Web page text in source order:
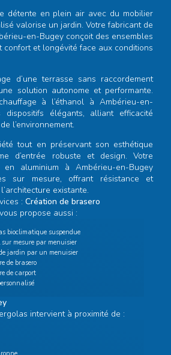
détente en plein air avec du mobilier
valorise un jardin. Votrefabricant de
en-Bugey conçoit des ensembles
confort et longévité face aux conditions
d’une terrasse sans raccordement
solution autonome et performante.
à l’éthanol à Ambérieu-en-
dispositifs élégants, alliant efficacité
l’environnement.
tout en préservant son esthétique
d’entrée robuste et design. Votre
aluminium à Ambérieu-en-Bugey
sur mesure, offrant résistance et
existante.
: Création de brasero
vous propose aussi :
bioclimatique suspendue
mesure par menuisier
jardin par un menuisier
de brasero
de carport
intervient à proximité de :